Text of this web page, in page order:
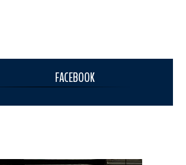
FACEBOOK